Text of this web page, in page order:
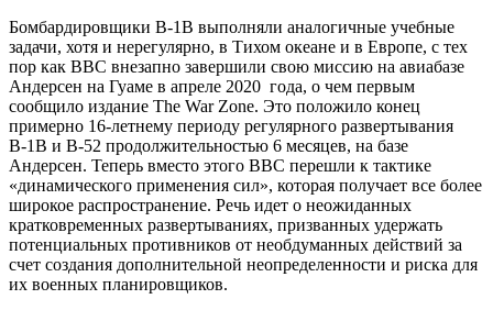
Бомбардировщики В-1В выполняли аналогичные учебные
задачи, хотя и нерегулярно, в Тихом океане и в Европе, с тех
пор как ВВС внезапно завершили свою миссию на авиабазе
Андерсен на Гуаме в апреле 2020 года, о чем первым
сообщило издание The War Zone. Это положило конец
примерно 16-летнему периоду регулярного развертывания
В-1В и В-52 продолжительностью 6 месяцев, на базе
Андерсен. Теперь вместо этого ВВС перешли к тактике
«динамического применения сил», которая получает все более
широкое распространение. Речь идет о неожиданных
кратковременных развертываниях, призванных удержать
потенциальных противников от необдуманных действий за
счет создания дополнительной неопределенности и риска для
их военных планировщиков.